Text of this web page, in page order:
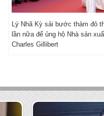
Lý Nhã Kỳ sải bước thảm đỏ
lần nữa để ủng hộ Nhà sản
Charles Gillibert